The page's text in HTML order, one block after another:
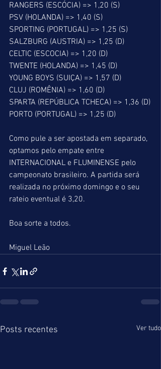
RANGERS (ESCÓCIA) => 1,20 (S)
PSV (HOLANDA) => 1,40 (S)
SPORTING (PORTUGAL) => 1,25 (S)
SALZBURG (AUSTRIA) => 1,25 (D)
CELTIC (ESCOCIA) => 1,20 (D)
TWENTE (HOLANDA) => 1,45 (D)
YOUNG BOYS (SUIÇA) => 1,57 (D)
CLUJ (ROMÊNIA) => 1,60 (D)
SPARTA (REPÚBLICA TCHECA) => 1,36 (D)
PORTO (PORTUGAL) => 1,25 (D)
Como pule a ser apostada em separado,
optamos pelo empate entre
INTERNACIONAL e FLUMINENSE pelo
campeonato brasileiro. A partida será
realizada no próximo domingo e o seu
rateio eventual é 3,20.
Boa sorte a todos.
Miguel Leão
Posts recentes Ver tudo